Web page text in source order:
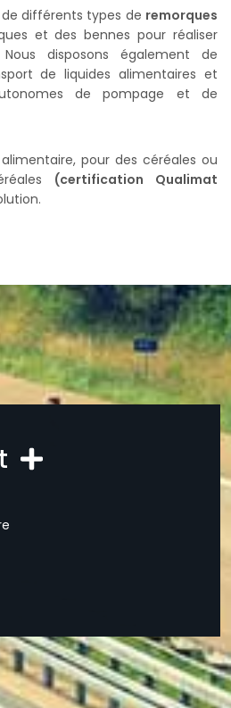
différents types de remorques
et des bennes pour réaliser
disposons également de
de liquides alimentaires et
de pompage et de
pour des céréales ou
(certification Qualimat